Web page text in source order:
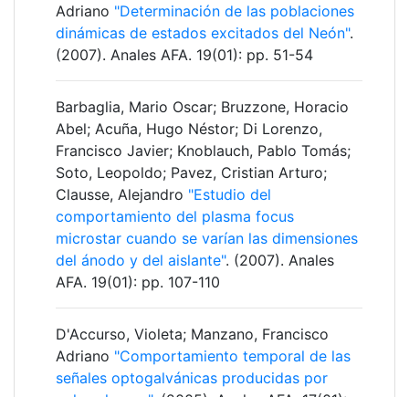
Adriano "Determinación de las poblaciones
dinámicas de estados excitados del Neón".
(2007). Anales AFA. 19(01): pp. 51-54
Barbaglia, Mario Oscar; Bruzzone, Horacio
Abel; Acuña, Hugo Néstor; Di Lorenzo,
Francisco Javier; Knoblauch, Pablo Tomás;
Soto, Leopoldo; Pavez, Cristian Arturo;
Clausse, Alejandro "Estudio del
comportamiento del plasma focus
microstar cuando se varían las dimensiones
del ánodo y del aislante". (2007). Anales
AFA. 19(01): pp. 107-110
D'Accurso, Violeta; Manzano, Francisco
Adriano "Comportamiento temporal de las
señales optogalvánicas producidas por